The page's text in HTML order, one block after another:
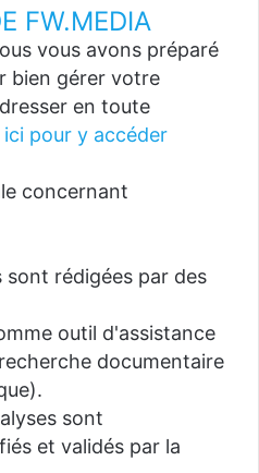
FW.MEDIA
vous avons préparé
bien gérer votre
en toute
ici pour y accéder
concernant
sont rédigées par des
outil d'assistance
documentaire
sont
et validés par la